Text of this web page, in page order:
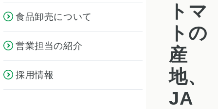
食品卸売について
営業担当の紹介
採用情報
トマ
トの
産
地、
JA